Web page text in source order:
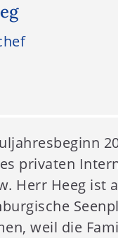
privaten
Herr Heeg ist
weil die